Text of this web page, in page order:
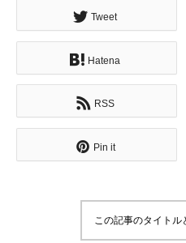
Tweet
Hatena
RSS
Pin it
この記事のタイト